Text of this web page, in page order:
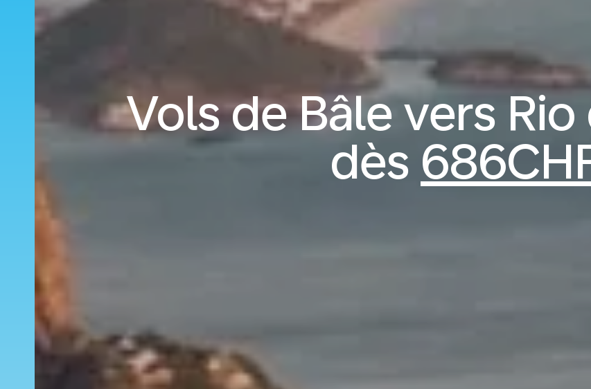
Vols de Bâle vers Rio
dès